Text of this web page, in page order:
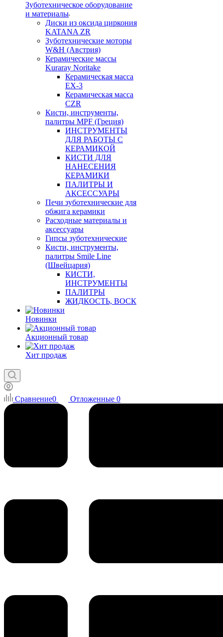
Зуботехническое оборудование
и материалы
Диски из оксида циркония
KATANA ZR
Зуботехнические моторы
W&H (Австрия)
Керамические массы
Kuraray Noritake
Керамическая масса
EX-3
Керамическая масса
CZR
Кисти, инструменты,
палитры MPF (Греция)
ИНСТРУМЕНТЫ
ДЛЯ РАБОТЫ С
КЕРАМИКОЙ
КИСТИ ДЛЯ
НАНЕСЕНИЯ
КЕРАМИКИ
ПАЛИТРЫ И
АКСЕССУАРЫ
Печи зуботехнические для
обжига керамики
Расходные материалы и
аксессуары
Гипсы зуботехнические
Кисти, инструменты,
палитры Smile Line
(Швейцария)
КИСТИ,
ИНСТРУМЕНТЫ
ПАЛИТРЫ
ЖИДКОСТЬ, ВОСК
Новинки
Акционный товар
Хит продаж
Сравнение0 Отложенные 0